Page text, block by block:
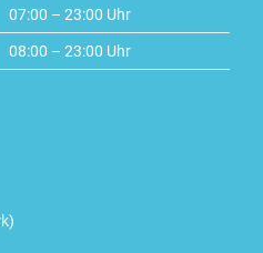
07:00 – 23:00 Uhr
08:00 – 23:00 Uhr